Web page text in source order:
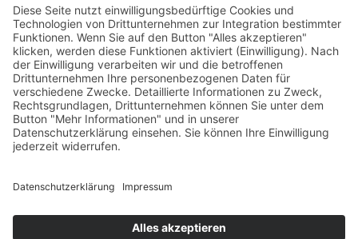
5 360° Tour
5 Angebote
5 Wetter
5 Veranstaltungen
5 Webcam
© hotelbergblick.com Datenschutz Impressum